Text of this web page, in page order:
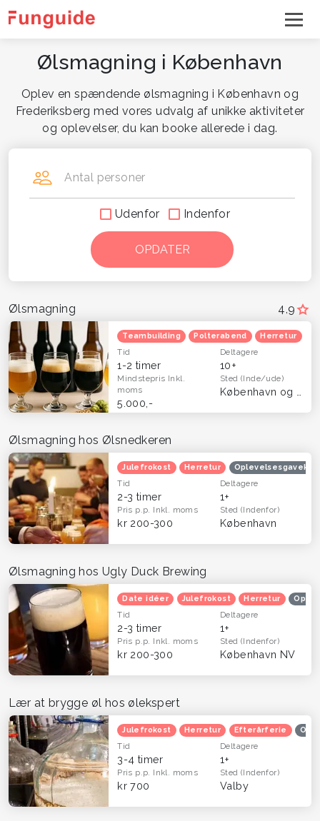
Ølsmagning i København
Oplev en spændende ølsmagning i København og
Frederiksberg med vores udvalg af unikke aktiviteter
og oplevelser, du kan booke allerede i dag.
Antal personer
Udenfor Indenfor
4,9
Ølsmagning
Teambuilding Polterabend Herretur
Tid
1-2 timer
Deltagere
10+
Mindstepris Inkl.
moms
5.000,-
Sted(Inde/ude)
Ølsmagning hos Ølsnedkeren
Julefrokost Herretur Oplevelsesgavekort
Tid
2-3 timer
Deltagere
1+
Pris p.p. Inkl. moms
kr 200-300
Sted(Indenfor)
København
Ølsmagning hos Ugly Duck Brewing
Date idéer Julefrokost Herretur
Tid
2-3 timer
Deltagere
1+
Pris p.p. Inkl. moms
kr 200-300
Sted(Indenfor)
København NV
Lær at brygge øl hos ølekspert
Julefrokost Herretur Efterårferie
Tid
3-4 timer
Deltagere
1+
Pris p.p. Inkl. moms
kr 700
Sted(Indenfor)
Valby